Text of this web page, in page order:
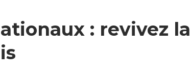
: revivez la